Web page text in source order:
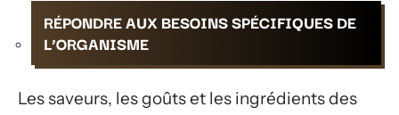
RÉPONDRE AUX BESOINS SPÉCIFIQUES DE
L’ORGANISME
Les saveurs, les goûts et les ingrédients des